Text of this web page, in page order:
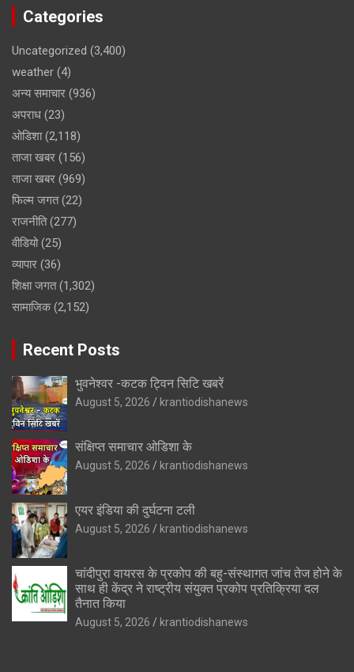
Categories
Uncategorized (3,400)
weather (4)
अन्य समाचार (936)
अपराध (23)
ओडिशा(2,118)
ताजा खबर (156)
ताजा खबर (969)
फिल्म जगत(22)
राजनीति(277)
वीडियो(25)
व्यापार (36)
शिक्षा जगत(1,302)
सामाजिक(2,152)
Recent Posts
भुवनेश्वर -कटक ट्विन सिटि खबरें
August 5, 2026 krantiodishanews
संक्षिप्त समाचार ओडिशा के
August 5, 2026 krantiodishanews
एयर इंडिया की दुर्घटना टली
August 5, 2026 krantiodishanews
चांदीपुरा वायरस के प्रकोप की बहु-संस्थागत जांच तेज होने के
साथ ही केंद्र ने राष्ट्रीय संयुक्त प्रकोप प्रतिक्रिया दल
तैनात किया
August 5, 2026 krantiodishanews